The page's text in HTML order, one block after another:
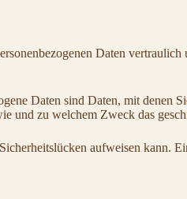
Daten
Daten sind Daten, mit
und zu welchem Zweck das
aufweisen kann.